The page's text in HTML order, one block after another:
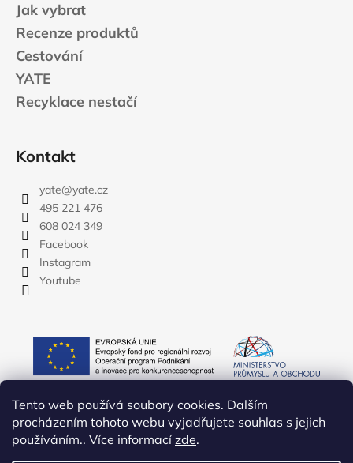
Tento web používá soubory cookies. Dalším
procházením tohoto webu vyjadřujete souhlas s jejich
používáním.. Více informacízde.
Jak vybrat
Recenze produktů
Cestování
YATE
Recyklace nestačí
Kontakt
yate@yate.cz
495 221 476
608 024 349
Facebook
Instagram
Youtube